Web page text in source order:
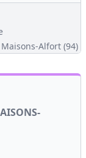
Maisons-Alfort (94)